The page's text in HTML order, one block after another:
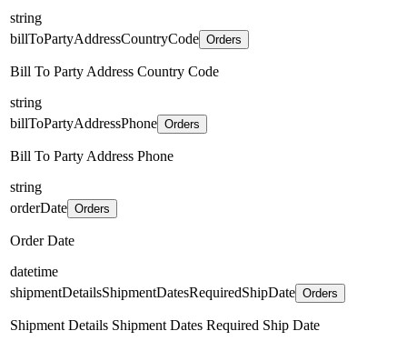
string
billToPartyAddressCountryCode Orders
Bill To Party Address Country Code
string
billToPartyAddressPhone Orders
Bill To Party Address Phone
string
orderDate Orders
Order Date
datetime
shipmentDetailsShipmentDatesRequiredShipDate Orders
Shipment Details Shipment Dates Required Ship Date